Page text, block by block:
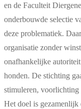
en de Faculteit
onderbouwde selectie
deze problematiek.
organisatie zonder
onafhankelijke
honden. De stichting
stimuleren, voorlichting
Het doel is gezamenlijk